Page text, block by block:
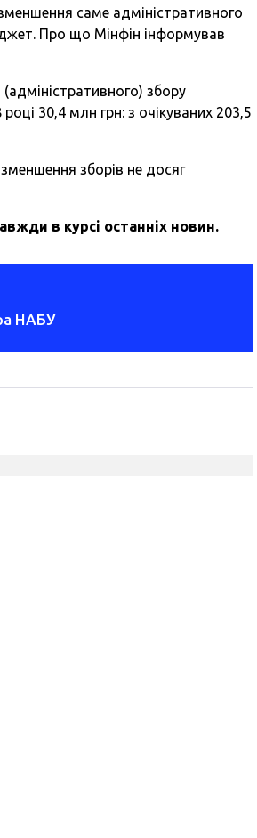
саме адміністративного
Про що Мінфін інформував
збору
30,4 млн грн: з очікуваних 203,5
зборів не досяг
в курсі останніх новин.
НАБУ